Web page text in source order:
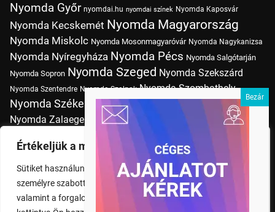
Értékeljük a magánéletét
Sütiket használunk a böngészési élmény fokozására,
személyre szabott hirdetések vagy tartalmak megjelenítésére,
valamint a forgalom elemzésére. A "Mindent elfogad" gombra
Nyomda Győr nyomdai.hu nyomdai színek Nyomda Kaposvár
Nyomda Kecskemét Nyomda Magyarország
Nyomda Miskolc Nyomda Mosonmagyaróvár Nyomda Nagykanizsa
Nyomda Nyíregyháza Nyomda Pécs Nyomda Salgótarján
Nyomda Sopron Nyomda Szeged Nyomda Szekszárd
Nyomda Szentendre Nyomda Szolnok Nyomda Szombathely
Nyomda Székesfehérvár Nyomda Tatabánya Nyomda Vác
Nyomda Zalaegerszeg Nyomda Érd nyomtatás
Nyomtatás Budapesten
Pólónyomtatás Budapesten Szitanyomda Budapesten
Tudásbázis